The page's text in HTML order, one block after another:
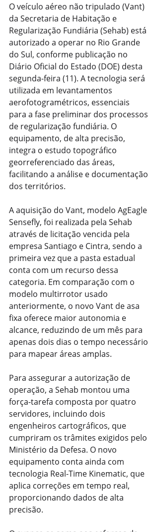
O veículo aéreo não tripulado (Vant)
da Secretaria de Habitação e
Regularização Fundiária (Sehab) está
autorizado a operar no Rio Grande
do Sul, conforme publicação no
Diário Oficial do Estado (DOE) desta
segunda-feira (11). A tecnologia será
utilizada em levantamentos
aerofotogramétricos, essenciais
para a fase preliminar dos processos
de regularização fundiária. O
equipamento, de alta precisão,
integra o estudo topográfico
georreferenciado das áreas,
facilitando a análise e documentação
dos territórios.
A aquisição do Vant, modelo AgEagle
Sensefly, foi realizada pela Sehab
através de licitação vencida pela
empresa Santiago e Cintra, sendo a
primeira vez que a pasta estadual
conta com um recurso dessa
categoria. Em comparação com o
modelo multirrotor usado
anteriormente, o novo Vant de asa
fixa oferece maior autonomia e
alcance, reduzindo de um mês para
apenas dois dias o tempo necessário
para mapear áreas amplas.
Para assegurar a autorização de
operação, a Sehab montou uma
força-tarefa composta por quatro
servidores, incluindo dois
engenheiros cartográficos, que
cumpriram os trâmites exigidos pelo
Ministério da Defesa. O novo
equipamento conta ainda com
tecnologia Real-Time Kinematic, que
aplica correções em tempo real,
proporcionando dados de alta
precisão.